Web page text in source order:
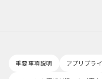
重要事項説明 アプリプラ